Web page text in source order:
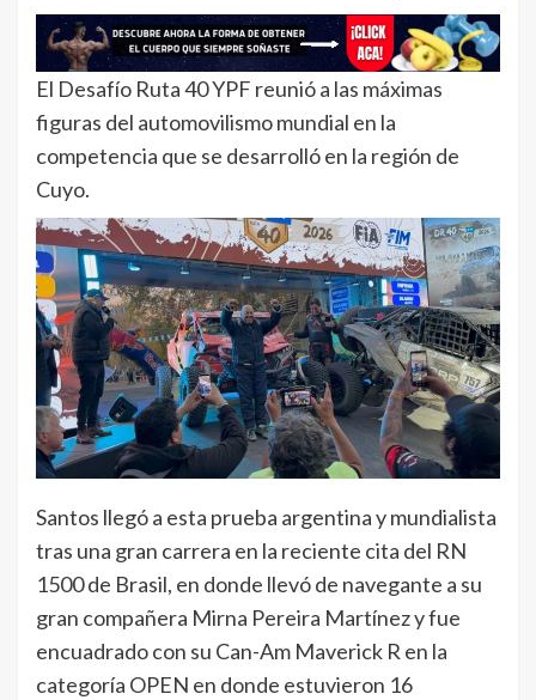
El Desafío Ruta 40 YPF reunió a las máximas
figuras del automovilismo mundial en la
competencia que se desarrolló en la región de
Cuyo.
Santos llegó a esta prueba argentina y mundialista
tras una gran carrera en la reciente cita del RN
1500 de Brasil, en donde llevó de navegante a su
gran compañera Mirna Pereira Martínez y fue
encuadrado con su Can-Am Maverick R en la
categoría OPEN en donde estuvieron 16